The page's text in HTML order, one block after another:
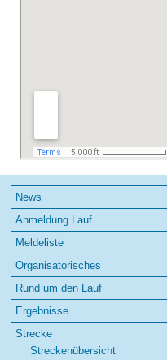
Navigation
überspringen
News
Anmeldung Lauf
Meldeliste
Organisatorisches
Rund um den Lauf
Ergebnisse
Strecke
Streckenübersicht